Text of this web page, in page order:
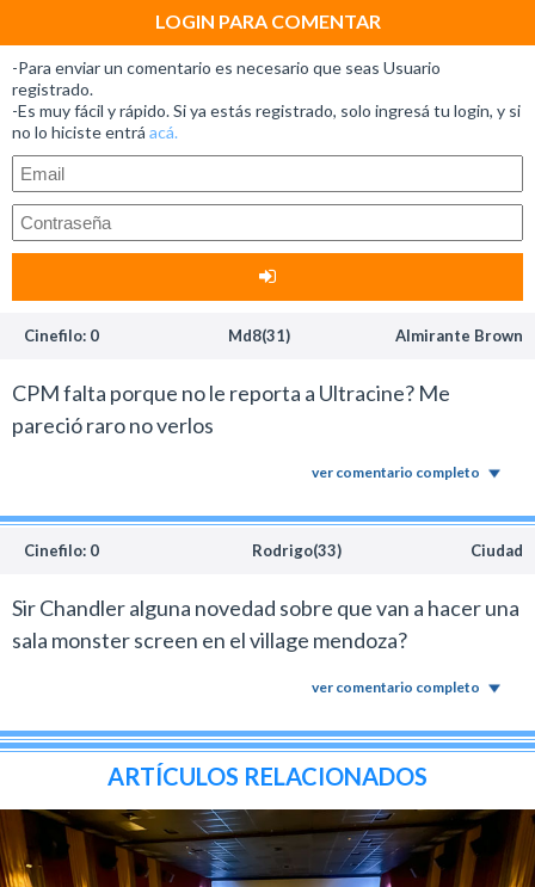
LOGIN PARA COMENTAR
-Para enviar un comentario es necesario que seas Usuario
registrado.
-Es muy fácil y rápido. Si ya estás registrado, solo ingresá tu login, y si
no lo hiciste entrá acá.
Cinefilo: 0 Md8(31) Almirante Brown
CPM falta porque no le reporta a Ultracine? Me
pareció raro no verlos
ver comentario completo
Cinefilo: 0 Rodrigo(33) Ciudad
Sir Chandler alguna novedad sobre que van a hacer una
sala monster screen en el village mendoza?
ver comentario completo
ARTÍCULOS RELACIONADOS